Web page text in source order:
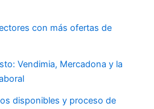
con más ofertas de
Vendimia, Mercadona y la
disponibles y proceso de